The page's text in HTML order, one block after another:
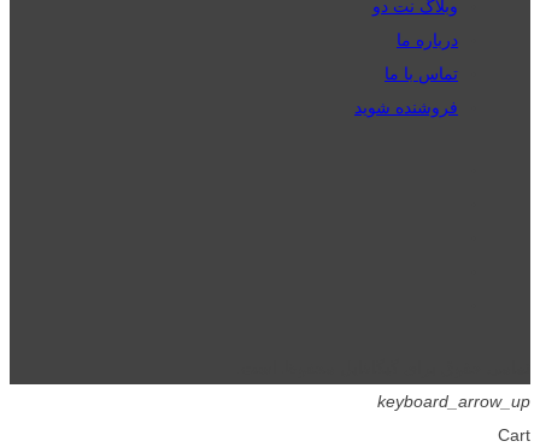
وبلاگ نت دو
درباره ما
تماس با ما
فروشنده شوید
keyboard_arrow_up
Cart